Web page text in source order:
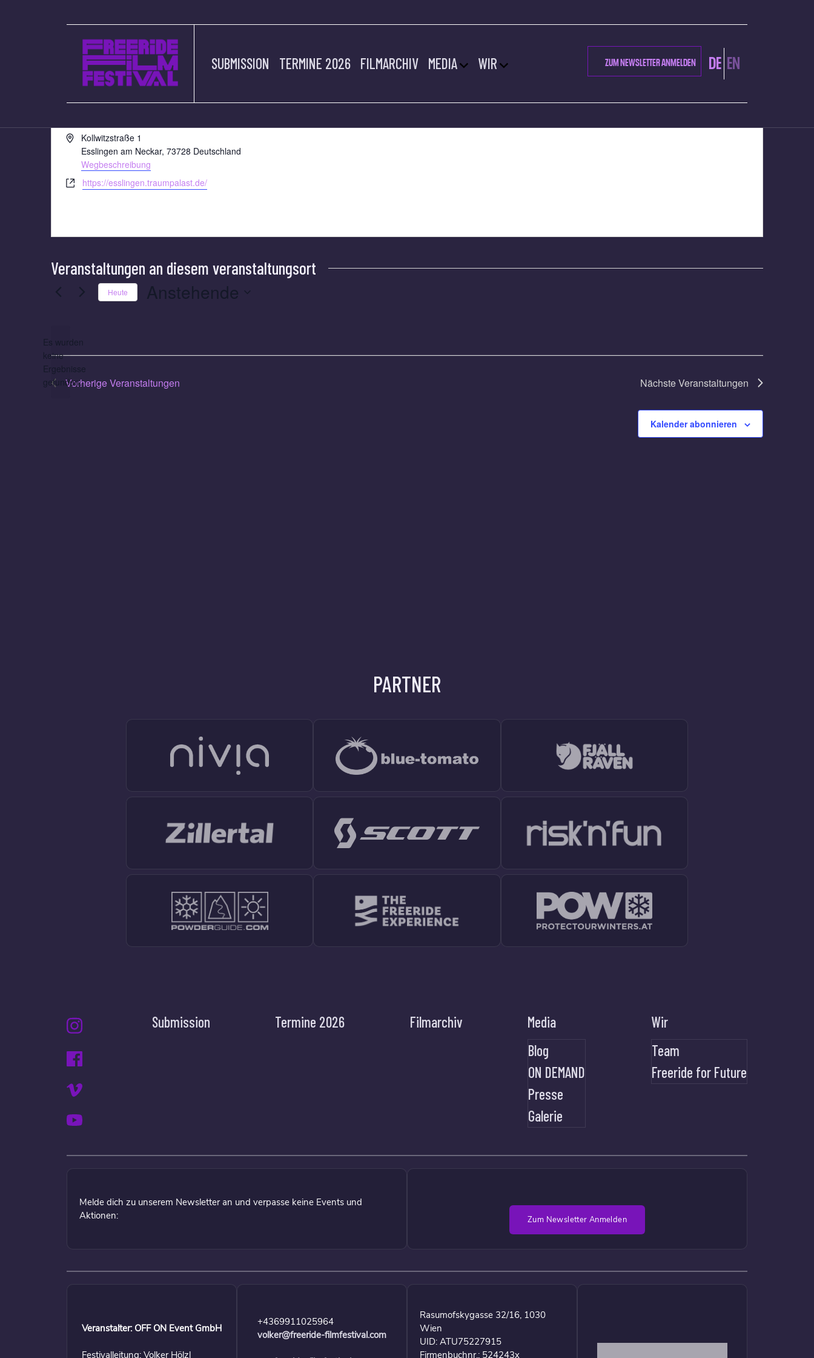
SUBMISSION TERMINE 2026 FILMARCHIV MEDIA WIR ZUM NEWSLETTER ANMELDEN DE EN
TRAUMPALAST ESSLINGEN
AdresseKollwitzstraße 1
Esslingen am Neckar, 73728 Deutschland
Wegbeschreibung
Webseitehttps://esslingen.traumpalast.de/
Veranstaltungen an diesem veranstaltungsort
Hinweis
Es wurden
keine
Ergebnisse
gefunden.
Heute Anstehende
VorherigeVeranstaltungen NächsteVeranstaltungen
Kalender abonnieren
PARTNER
Submission Termine 2026 Filmarchiv
Media
Blog
ON DEMAND
Presse
Galerie
Wir
Team
Freeride for Future
Melde dich zu unserem Newsletter an und verpasse keine Events und
Aktionen:
Zum Newsletter Anmelden
Veranstalter: OFF ON Event GmbH
Festivalleitung: Volker Hölzl
+4369911025964
volker@freeride-filmfestival.com
Rasumofskygasse 32/16, 1030
Wien
UID: ATU75227915
Firmenbuchnr.: 524243x